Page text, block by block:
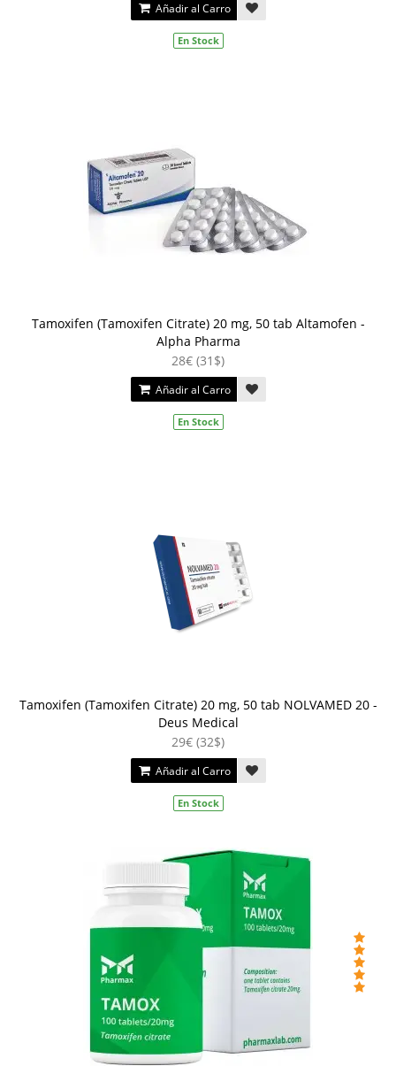
Añadir al Carro
En Stock
Tamoxifen (Tamoxifen Citrate) 20 mg, 50 tab Altamofen -
Alpha Pharma
28€ (31$)
Añadir al Carro
En Stock
Tamoxifen (Tamoxifen Citrate) 20 mg, 50 tab NOLVAMED 20 -
Deus Medical
29€ (32$)
Añadir al Carro
En Stock